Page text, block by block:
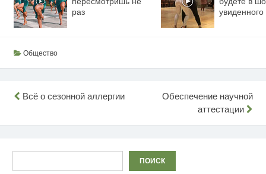
раз
увиденного
Общество
Навигация
Всё о сезонной аллергии
Обеспечение научной
аттестации
ПОИСК